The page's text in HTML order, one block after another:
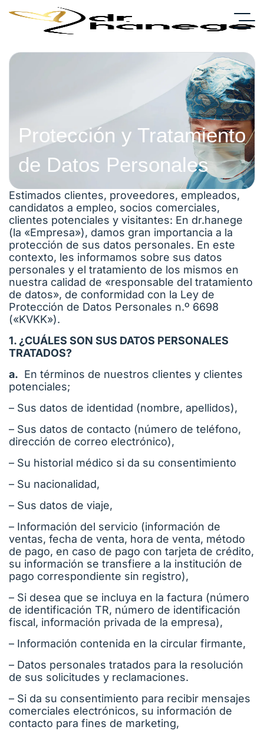
Protección y Tratamiento
de Datos Personales
Estimados clientes, proveedores, empleados,
candidatos a empleo, socios comerciales,
clientes potenciales y visitantes: En dr.hanege
(la «Empresa»), damos gran importancia a la
protección de sus datos personales. En este
contexto, les informamos sobre sus datos
personales y el tratamiento de los mismos en
nuestra calidad de «responsable del tratamiento
de datos», de conformidad con la Ley de
Protección de Datos Personales n.º 6698
(«KVKK»).
1. ¿CUÁLES SON SUS DATOS PERSONALES
TRATADOS?
a. En términos de nuestros clientes y clientes
potenciales;
– Sus datos de identidad (nombre, apellidos),
– Sus datos de contacto (número de teléfono,
dirección de correo electrónico),
– Su historial médico si da su consentimiento
– Su nacionalidad,
– Sus datos de viaje,
– Información del servicio (información de
ventas, fecha de venta, hora de venta, método
de pago, en caso de pago con tarjeta de crédito,
su información se transfiere a la institución de
pago correspondiente sin registro),
– Si desea que se incluya en la factura (número
de identificación TR, número de identificación
fiscal, información privada de la empresa),
– Información contenida en la circular firmante,
– Datos personales tratados para la resolución
de sus solicitudes y reclamaciones.
– Si da su consentimiento para recibir mensajes
comerciales electrónicos, su información de
contacto para fines de marketing,